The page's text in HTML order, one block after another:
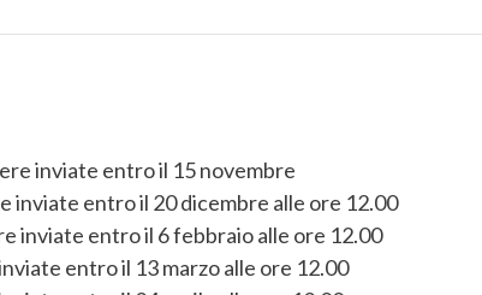
inviate entro il 15 novembre
inviate entro il 20 dicembre alle ore 12.00
inviate entro il 6 febbraio alle ore 12.00
entro il 13 marzo alle ore 12.00